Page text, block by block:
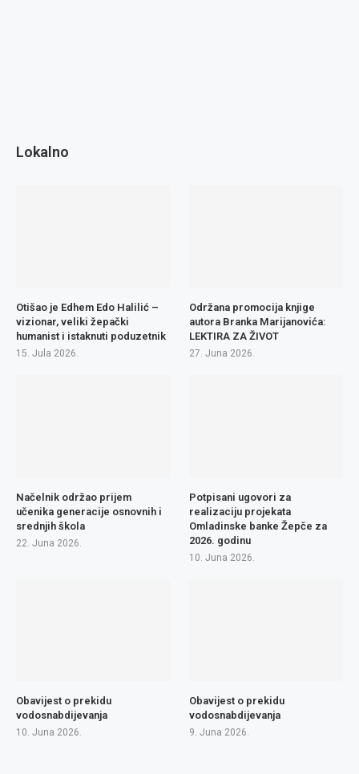
Lokalno
Otišao je Edhem Edo Halilić –
vizionar, veliki žepački
humanist i istaknuti poduzetnik
15. Jula 2026.
Održana promocija knjige
autora Branka Marijanovića:
LEKTIRA ZA ŽIVOT
27. Juna 2026.
Načelnik održao prijem
učenika generacije osnovnih i
srednjih škola
22. Juna 2026.
Potpisani ugovori za
realizaciju projekata
Omladinske banke Žepče za
2026. godinu
10. Juna 2026.
Obavijest o prekidu
vodosnabdijevanja
10. Juna 2026.
Obavijest o prekidu
vodosnabdijevanja
9. Juna 2026.